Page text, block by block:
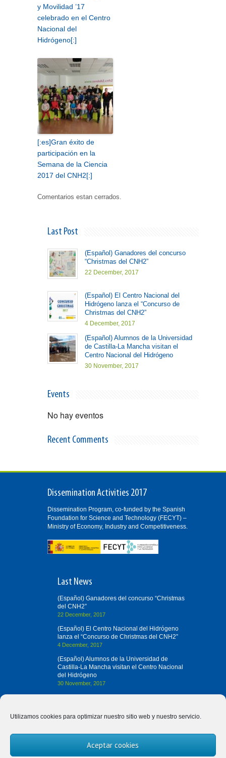
Utilizamos cookies para optimizar nuestro sitio web y nuestro servicio.
Aceptar cookies
y Movilidad ’17
celebrado en el Centro
Nacional del
Hidrógeno[:]
[:es]Gran éxito de
participación en la
Semana de la Ciencia
2017 del CNH2[:]
Comentarios estan cerrados.
Last Post
(Español) Ganadores del concurso
“Christmas del CNH2”
22 December, 2017
(Español) El Centro Nacional del
Hidrógeno lanza el “Concurso de
Christmas del CNH2”
4 December, 2017
(Español) Alumnos de la Universidad
de Castilla-La Mancha visitan el
Centro Nacional del Hidrógeno
30 November, 2017
Events
No hay eventos
Recent Comments
Dissemination Activities 2017
Dissemination Program, co-funded by the Spanish
Foundation for Science and Technology (FECYT) –
Ministry of Economy, Industry and Competitiveness.
Last News
(Español) Ganadores del concurso “Christmas
del CNH2”
22 December, 2017
(Español) El Centro Nacional del Hidrógeno
lanza el “Concurso de Christmas del CNH2”
4 December, 2017
(Español) Alumnos de la Universidad de
Castilla-La Mancha visitan el Centro Nacional
del Hidrógeno
30 November, 2017
Contact us
divulgah2@cnh2.es